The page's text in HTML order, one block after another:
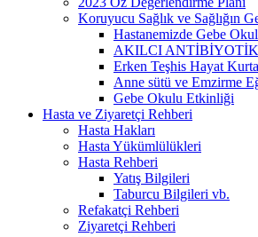
Koruyucu Sağlık ve Sağlığın
Hastanemizde Gebe
AKILCI
Erken Teşhis Hayat
Anne sütü ve Emzirme
Gebe Okulu Etkinliği
Hasta ve Ziyaretçi Rehberi
Hasta Hakları
Hasta Yükümlülükleri
Hasta Rehberi
Yatış Bilgileri
Taburcu Bilgileri vb.
Refakatçi Rehberi
Ziyaretçi Rehberi